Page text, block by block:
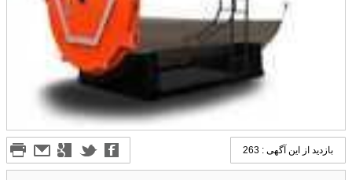
بازدید از این آگهی : 263